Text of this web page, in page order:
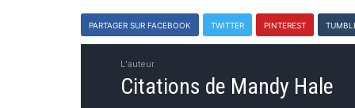
PARTAGER SUR FACEBOOK TWITTER PINTEREST
L'auteur
Citations de Mandy Hale